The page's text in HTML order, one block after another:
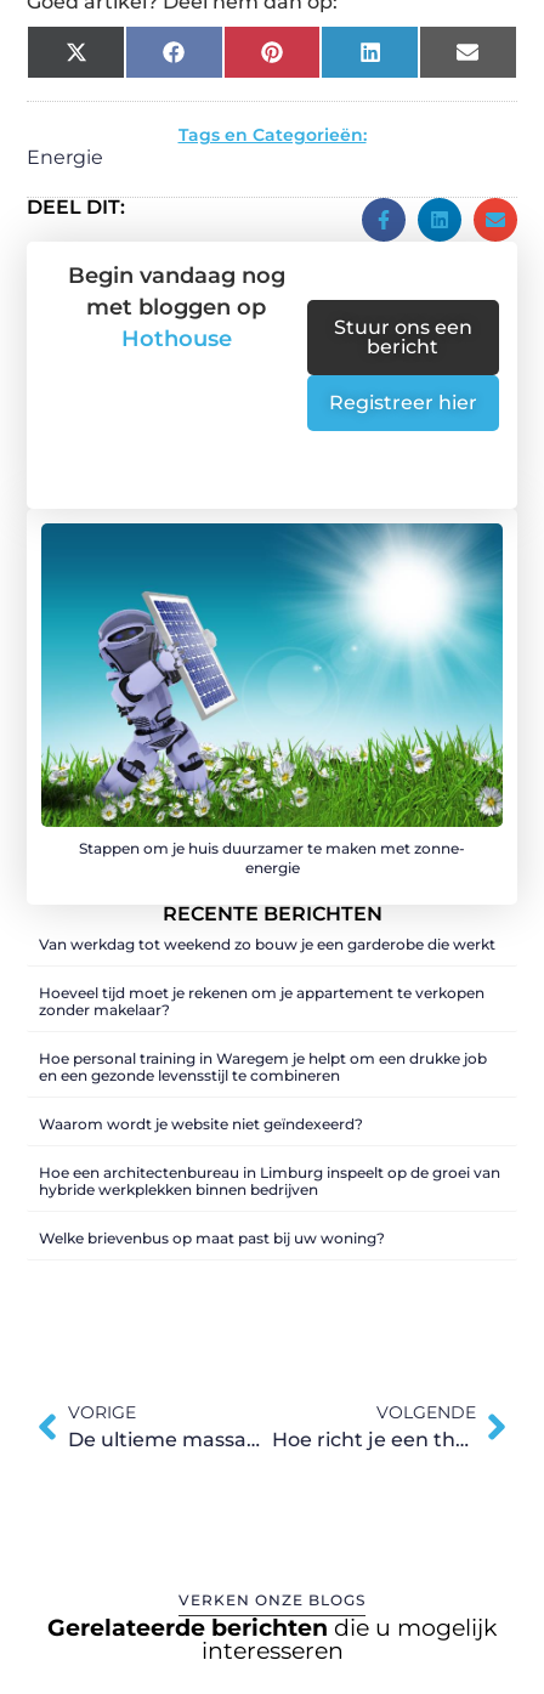
X
(Twitter)
FacebookPinterestLinkedIn Email
Tags en Categorieën:
Energie
DEEL DIT:
Stappen om je huis duurzamer te maken met zonne-
energie
RECENTE BERICHTEN
Van werkdag tot weekend zo bouw je een garderobe die werkt
Hoeveel tijd moet je rekenen om je appartement te verkopen
zonder makelaar?
Hoe personal training in Waregem je helpt om een drukke job
en een gezonde levensstijl te combineren
Waarom wordt je website niet geïndexeerd?
Hoe een architectenbureau in Limburg inspeelt op de groei van
hybride werkplekken binnen bedrijven
Welke brievenbus op maat past bij uw woning?
Begin vandaag nog
met bloggen op
Hothouse
Stuur ons een
bericht
Registreer hier
VORIGE
De ultieme massage met wellness
VOLGENDE
Hoe richt je een thuiskantoor in?
VERKEN ONZE BLOGS
Gerelateerde berichten die u mogelijk
interesseren